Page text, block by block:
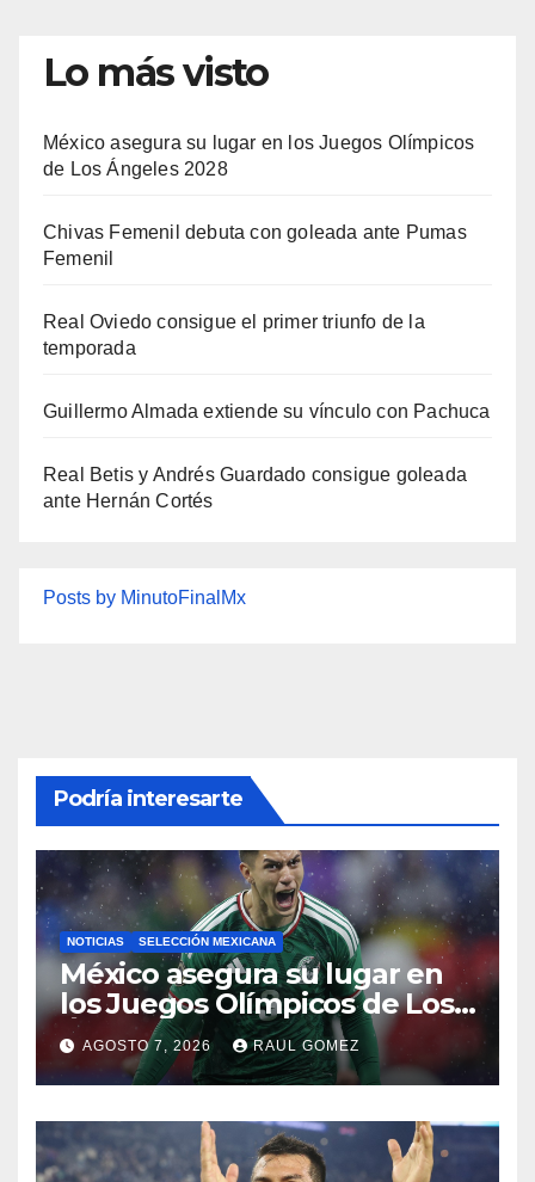
Lo más visto
México asegura su lugar en los Juegos Olímpicos
de Los Ángeles 2028
Chivas Femenil debuta con goleada ante Pumas
Femenil
Real Oviedo consigue el primer triunfo de la
temporada
Guillermo Almada extiende su vínculo con Pachuca
Real Betis y Andrés Guardado consigue goleada
ante Hernán Cortés
Posts by MinutoFinalMx
Podría interesarte
NOTICIAS SELECCIÓN MEXICANA
México asegura su lugar en
los Juegos Olímpicos de Los
Ángeles 2028
AGOSTO 7, 2026 RAUL GOMEZ